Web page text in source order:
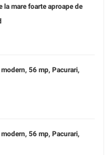
la mare foarte aproape de
56 mp, Pacurari,
56 mp, Pacurari,